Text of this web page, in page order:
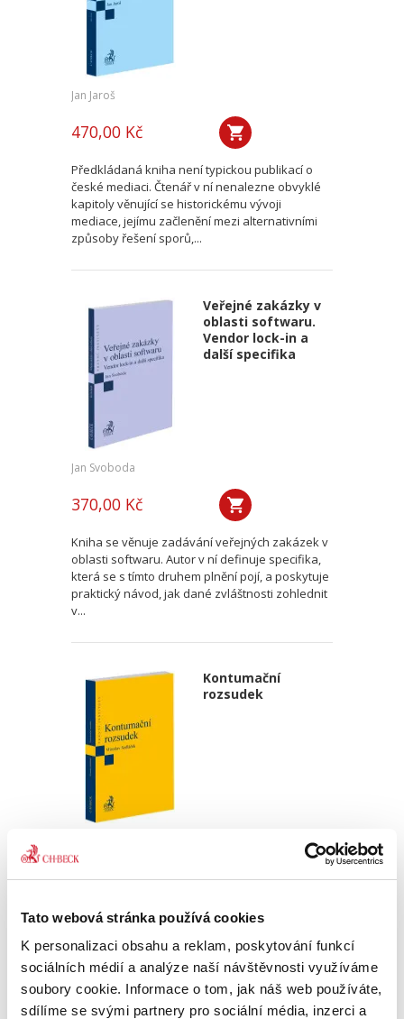
Tato webová stránka používá cookies
K personalizaci obsahu a reklam, poskytování funkcí
sociálních médií a analýze naší návštěvnosti využíváme
soubory cookie. Informace o tom, jak náš web používáte,
sdílíme se svými partnery pro sociální média, inzerci a
Jan Jaroš
470,00 Kč
Předkládaná kniha není typickou publikací o
české mediaci. Čtenář v ní nenalezne obvyklé
kapitoly věnující se historickému vývoji
mediace, jejímu začlenění mezi alternativními
způsoby řešení sporů,...
Veřejné zakázky v
oblasti softwaru.
Vendor lock-in a
další specifika
Jan Svoboda
370,00 Kč
Kniha se věnuje zadávání veřejných zakázek v
oblasti softwaru. Autor v ní definuje specifika,
která se s tímto druhem plnění pojí, a poskytuje
praktický návod, jak dané zvláštnosti zohlednit
v...
Kontumační
rozsudek
470,00 Kč
Publikace podrobně zkoumá rozsudek pro
sporného řízení. Autor postupně rozebírá
podmínky jeho vydání, právní důsledky i
možnosti obrany proti němu, přičemž...